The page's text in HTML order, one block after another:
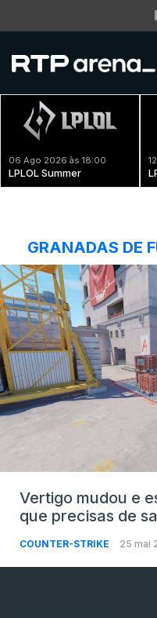
06 Ago 2026 às 18:00
LPLOL Summer
GRANADAS DE
Vertigo mudou e
que precisas de
COUNTER-STRIKE 25 mai